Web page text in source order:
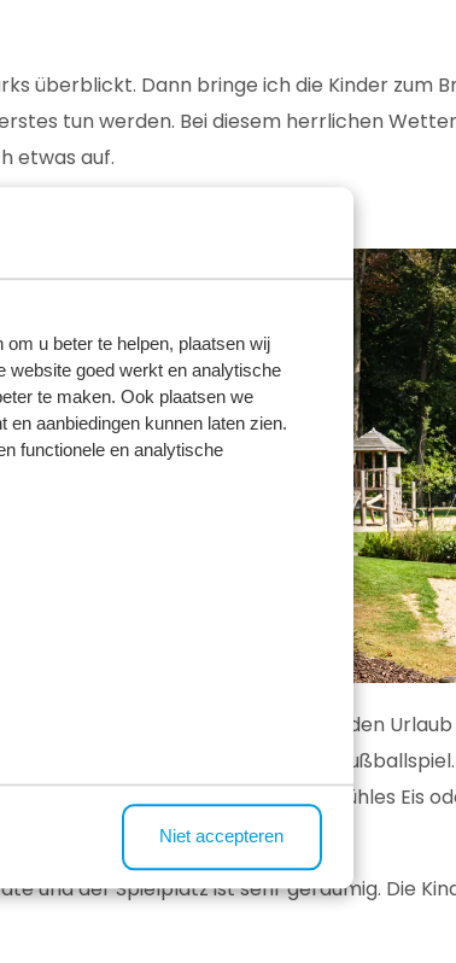
u beter te helpen, plaatsen wij
website goed werkt en analytische
te maken. Ook plaatsen we
aanbiedingen kunnen laten zien.
functionele en analytische
Niet accepteren
überblickt. Dann bringe ich die Kinder zum
tun werden. Bei diesem herrlichen
etwas auf.
Glück haben wir die beiden mit in den
und so beginnt bald das erste
diesen Temperaturen sind ein kühles Eis
und der Spielplatz ist sehr geräumig. Die